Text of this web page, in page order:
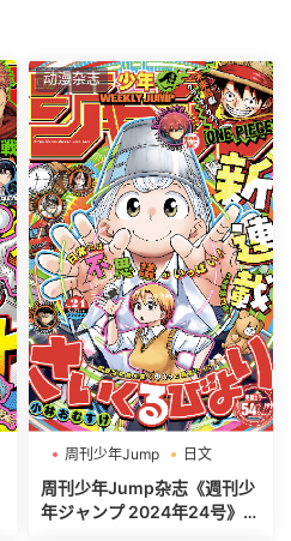
动漫杂志
周刊少年Jump
日文
週刊少年ジャンプ
周刊少年Jump杂志《週刊少
年ジャンプ 2024年24号》高